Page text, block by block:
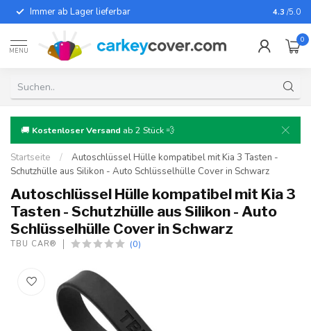
Immer ab Lager lieferbar Für fast
4.3 /5.0
MENU
0
🚚 Kostenloser Versand ab 2 Stück 💨
Startseite /
Autoschlüssel Hülle kompatibel mit Kia 3 Tasten -
Schutzhülle aus Silikon - Auto Schlüsselhülle Cover in Schwarz
Autoschlüssel Hülle kompatibel mit Kia 3
Tasten - Schutzhülle aus Silikon - Auto
Schlüsselhülle Cover in Schwarz
TBU CAR® (0)